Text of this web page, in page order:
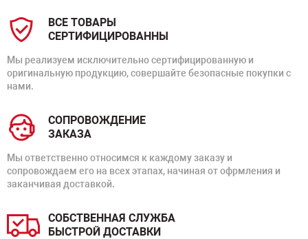
ВСЕ ТОВАРЫ
СЕРТИФИЦИРОВАННЫ
Мы реализуем исключительно сертифицированную и
оригинальную продукцию, совершайте безопасные покупки с
нами.
СОПРОВОЖДЕНИЕ
ЗАКАЗА
Мы ответственно относимся к каждому заказу и
сопровождаем его на всех этапах, начиная от офрмления и
заканчивая доставкой.
СОБСТВЕННАЯ СЛУЖБА
БЫСТРОЙ ДОСТАВКИ